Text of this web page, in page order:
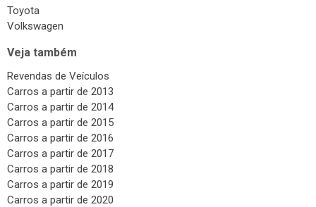
Toyota
Volkswagen
Veja também
Revendas de Veículos
Carros a partir de 2013
Carros a partir de 2014
Carros a partir de 2015
Carros a partir de 2016
Carros a partir de 2017
Carros a partir de 2018
Carros a partir de 2019
Carros a partir de 2020